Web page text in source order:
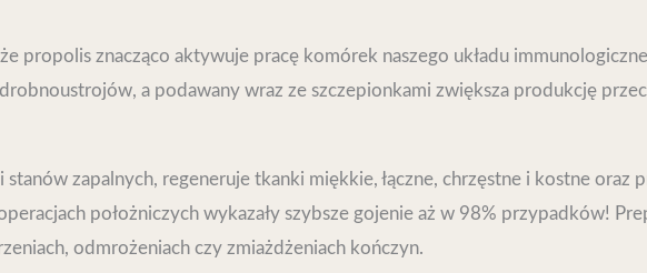
propolis znacząco aktywuje pracę komórek naszego układu
a podawany wraz ze szczepionkami zwiększa produkcję
zapalnych, regeneruje tkanki miękkie, łączne, chrzęstne i kostne oraz
położniczych wykazały szybsze gojenie aż w 98% przypadków!
odmrożeniach czy zmiażdżeniach kończyn.